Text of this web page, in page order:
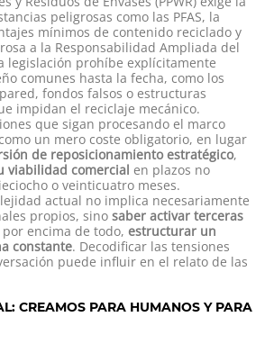
peligrosas como las PFAS, la
mínimos de contenido reciclado y
a la Responsabilidad Ampliada del
legislación prohíbe explícitamente
comunes hasta la fecha, como los
fondos falsos o estructuras
impidan el reciclaje mecánico.
que sigan procesando el marco
un mero coste obligatorio, en lugar
de reposicionamiento estratégico,
viabilidad comercial en plazos no
o veinticuatro meses.
actual no implica necesariamente
propios, sinosaber activar terceras
por encima de todo,estructurar un
constante. Decodificar las tensiones
puede influir en el relato de las
CREAMOS PARA HUMANOS Y PARA